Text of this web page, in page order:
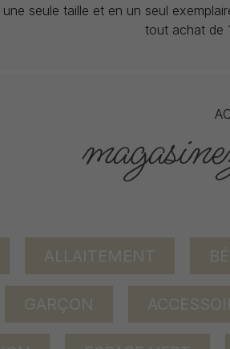
une seule taille et en un seul
tout achat de
ALLAITEMENT
GARÇON